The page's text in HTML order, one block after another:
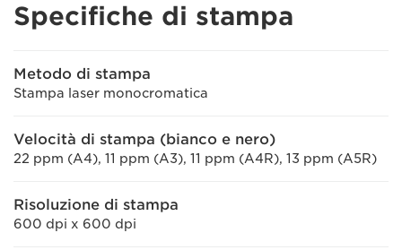
Specifiche di stampa
Metodo di stampa
Stampa laser monocromatica
Velocità di stampa (bianco e nero)
22 ppm (A4), 11 ppm (A3), 11 ppm (A4R), 13 ppm (A5R)
Risoluzione di stampa
600 dpi x 600 dpi